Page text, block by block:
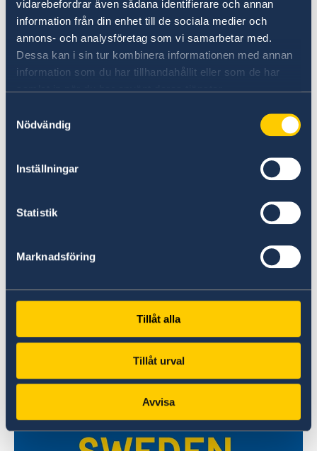
vidarebefordrar även sådana identifierare och annan
information från din enhet till de sociala medier och
annons- och analysföretag som vi samarbetar med.
Dessa kan i sin tur kombinera informationen med annan
information som du har tillhandahållit eller som de har
samlat in när du har använt deras tjänster.
Nödvändig
Inställningar
Statistik
Marknadsföring
Tillåt alla
Tillåt urval
Avvisa
le signaler au ministère.
Signalez une plainte contre le ministère
des Affaires étrangères (en anglais)
Signalez un soupçon de crime ou d’autres
Le site officiel du tourisme et du voyage en